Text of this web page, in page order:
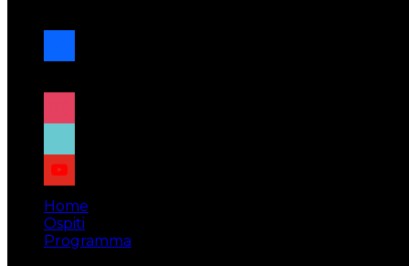
facebook
x
instagram
tiktok
youtube
Home
Ospiti
Programma